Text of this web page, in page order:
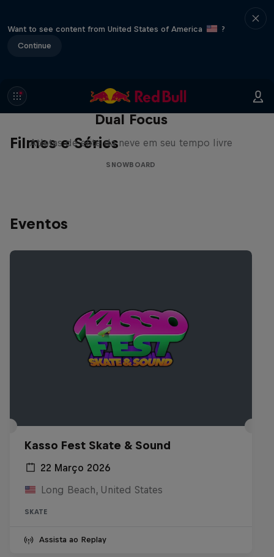
Want to see content from United States of America
?
Continue
Filmes e Séries
Dual Focus
Atletas de elite da neve em seu tempo livre
SNOWBOARD
Eventos
Kasso Fest Skate & Sound
22 Março 2026
Long Beach, United States
SKATE
Assista ao Replay